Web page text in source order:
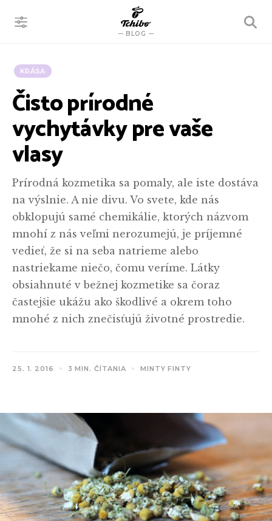
BLOG
VYHĽADÁVANIE
KRÁSA
Čisto prírodné
vychytávky pre vaše
vlasy
Prírodná kozmetika sa pomaly, ale iste dostáva
na výslnie. A nie divu. Vo svete, kde nás
obklopujú samé chemikálie, ktorých názvom
mnohí z nás veľmi nerozumejú, je príjemné
vedieť, že si na seba natrieme alebo
nastriekame niečo, čomu veríme. Látky
obsiahnuté v bežnej kozmetike sa čoraz
častejšie ukážu ako škodlivé a okrem toho
mnohé z nich znečisťujú životné prostredie.
25. 1. 2016 3 MIN. ČÍTANIA MINTY FINTY